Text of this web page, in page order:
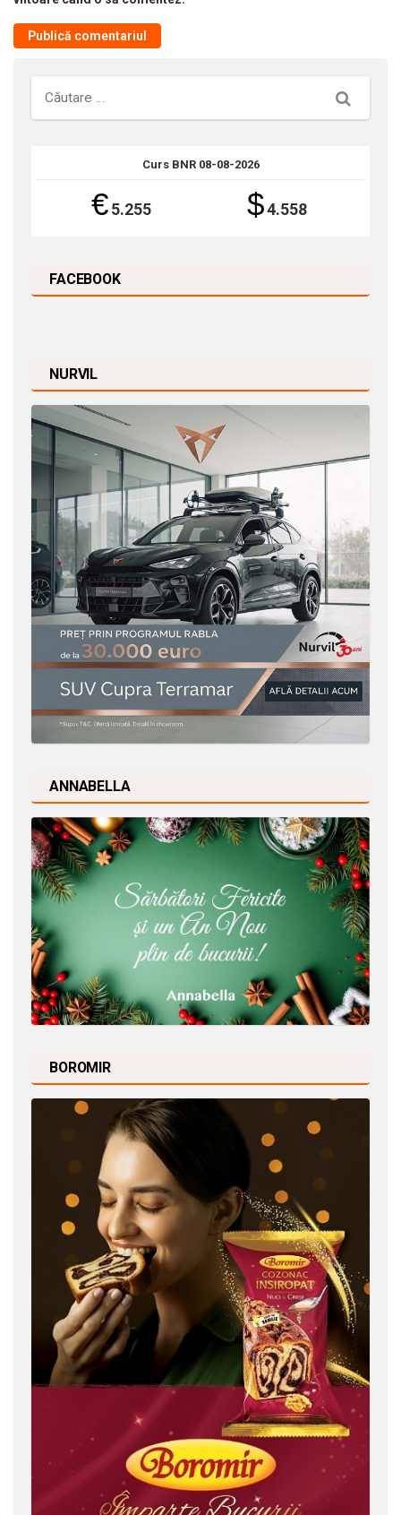
Căutare
Curs BNR 08-08-2026
€5.255 $4.558
FACEBOOK
NURVIL
ANNABELLA
BOROMIR